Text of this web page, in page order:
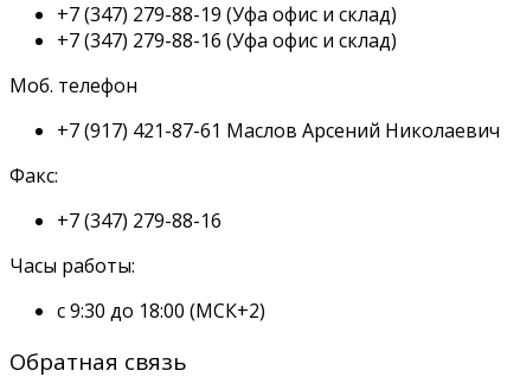
+7 (347) 279-88-19 (Уфа офис и склад)
+7 (347) 279-88-16 (Уфа офис и склад)
Моб. телефон
+7 (917) 421-87-61 Маслов Арсений Николаевич
Факс:
+7 (347) 279-88-16
Часы работы:
с 9:30 до 18:00 (МСК+2)
Обратная связь